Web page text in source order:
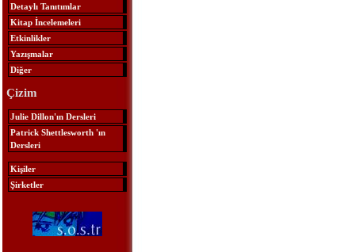
Detaylı Tanıtımlar
Kitap İncelemeleri
Etkinlikler
Yazışmalar
Diğer
Çizim
Julie Dillon'ın Dersleri
Patrick Shettlesworth 'ın
Dersleri
Kişiler
Şirketler